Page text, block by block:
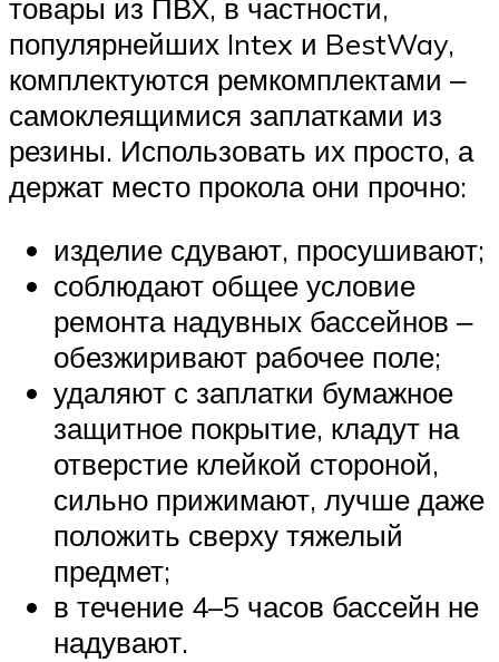
товары из ПВХ, в частности,
популярнейших Intex и BestWay,
комплектуются ремкомплектами ‒
самоклеящимися заплатками из
резины. Использовать их просто, а
держат место прокола они прочно:
изделие сдувают, просушивают;
соблюдают общее условие
ремонта надувных бассейнов ‒
обезжиривают рабочее поле;
удаляют с заплатки бумажное
защитное покрытие, кладут на
отверстие клейкой стороной,
сильно прижимают, лучше даже
положить сверху тяжелый
предмет;
в течение 4–5 часов бассейн не
надувают.